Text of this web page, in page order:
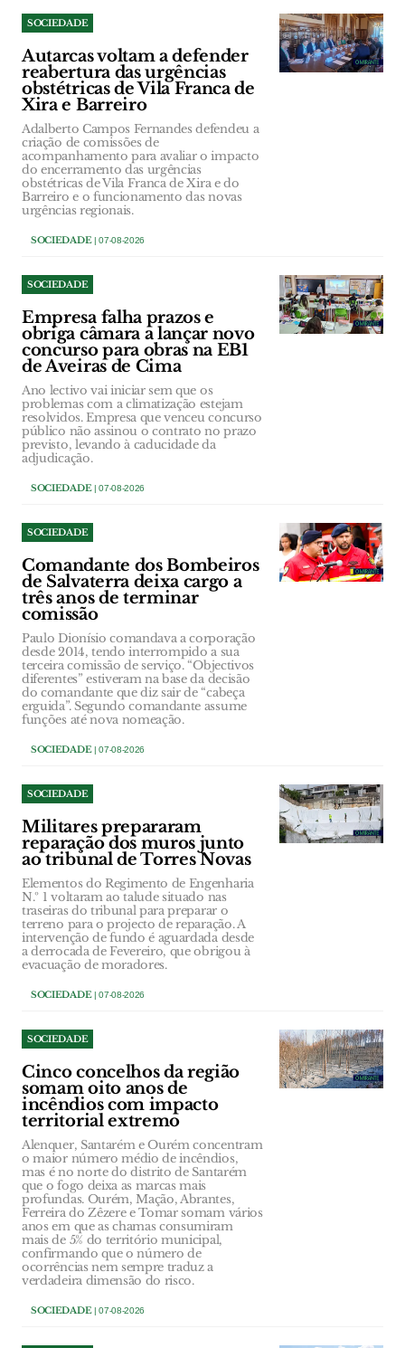
SOCIEDADE
Autarcas voltam a defender
reabertura das urgências
obstétricas de Vila Franca de
Xira e Barreiro
Adalberto Campos Fernandes defendeu a
criação de comissões de
acompanhamento para avaliar o impacto
do encerramento das urgências
obstétricas de Vila Franca de Xira e do
Barreiro e o funcionamento das novas
urgências regionais.
SOCIEDADE| 07-08-2026
SOCIEDADE
Empresa falha prazos e
obriga câmara a lançar novo
concurso para obras na EB1
de Aveiras de Cima
Ano lectivo vai iniciar sem que os
problemas com a climatização estejam
resolvidos. Empresa que venceu concurso
público não assinou o contrato no prazo
previsto, levando à caducidade da
adjudicação.
SOCIEDADE| 07-08-2026
SOCIEDADE
Comandante dos Bombeiros
de Salvaterra deixa cargo a
três anos de terminar
comissão
Paulo Dionísio comandava a corporação
desde 2014, tendo interrompido a sua
terceira comissão de serviço. “Objectivos
diferentes” estiveram na base da decisão
do comandante que diz sair de “cabeça
erguida”. Segundo comandante assume
funções até nova nomeação.
SOCIEDADE| 07-08-2026
SOCIEDADE
Militares prepararam
reparação dos muros junto
ao tribunal de Torres Novas
Elementos do Regimento de Engenharia
N.º 1 voltaram ao talude situado nas
traseiras do tribunal para preparar o
terreno para o projecto de reparação. A
intervenção de fundo é aguardada desde
a derrocada de Fevereiro, que obrigou à
evacuação de moradores.
SOCIEDADE| 07-08-2026
SOCIEDADE
Cinco concelhos da região
somam oito anos de
incêndios com impacto
territorial extremo
Alenquer, Santarém e Ourém concentram
o maior número médio de incêndios,
mas é no norte do distrito de Santarém
que o fogo deixa as marcas mais
profundas. Ourém, Mação, Abrantes,
Ferreira do Zêzere e Tomar somam vários
anos em que as chamas consumiram
mais de 5% do território municipal,
confirmando que o número de
ocorrências nem sempre traduz a
verdadeira dimensão do risco.
SOCIEDADE| 07-08-2026